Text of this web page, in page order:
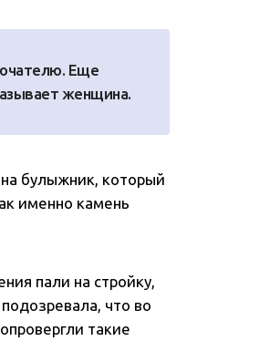
Еще
женщина.
булыжник, который
именно камень
пали на стройку,
что во
такие